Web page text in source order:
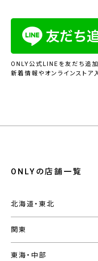
ONLY公式LINEを友だち追加
新着情報やオンラインストア
ONLYの店舗一覧
北海道・東北
関東
東海・中部